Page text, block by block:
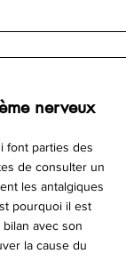
nerveux
font parties des
de consulter un
les antalgiques
pourquoi il est
avec son
la cause du